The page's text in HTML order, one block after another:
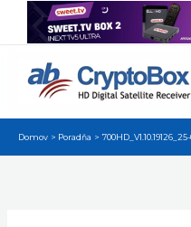
Preskočiť
Domov Poradňa